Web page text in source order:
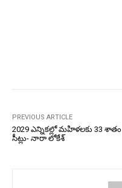
PREVIOUS ARTICLE
2029 ఎన్నికల్లో మహిళలకు 33 శాతం
సీట్లు- నారా లోకేశ్‌